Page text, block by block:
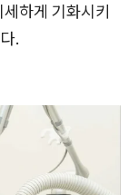
하게 기화시키
.